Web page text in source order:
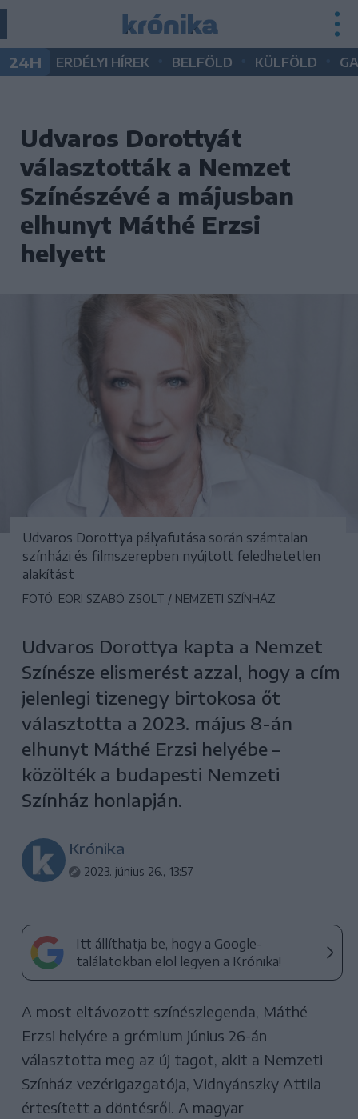
24H ERDÉLYI HÍREK BELFÖLD KÜLFÖLD
Udvaros Dorottyát
választották a Nemzet
Színészévé a májusban
elhunyt Máthé Erzsi
helyett
Udvaros Dorottya pályafutása során számtalan
színházi és filmszerepben nyújtott feledhetetlen
alakítást
FOTÓ: EÖRI SZABÓ ZSOLT / NEMZETI SZÍNHÁZ
Udvaros Dorottya kapta a Nemzet
Színésze elismerést azzal, hogy a cím
jelenlegi tizenegy birtokosa őt
választotta a 2023. május 8-án
elhunyt Máthé Erzsi helyébe –
közölték a budapesti Nemzeti
Színház honlapján.
Krónika
2023. június 26., 13:57
Itt állíthatja be, hogy a Google-
találatokban elöl legyen a Krónika!
A most eltávozott színészlegenda, Máthé
Erzsi helyére a grémium június 26-án
választotta meg az új tagot, akit a Nemzeti
Színház vezérigazgatója, Vidnyánszky Attila
értesített a döntésről. A magyar